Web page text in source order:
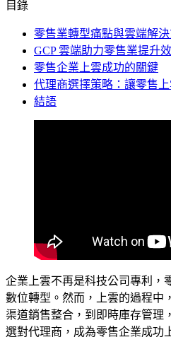
目錄
零售業轉型痛點與雲端解
GCP 雲端助力零售業提升
零售企業上雲成功的關鍵
代理商選擇策略：讓零售
結語
企業上雲不再是科技公司專利，
數位轉型。然而，上雲的過程中
渠道銷售整合，到即時庫存管理
選對代理商，成為零售企業成功